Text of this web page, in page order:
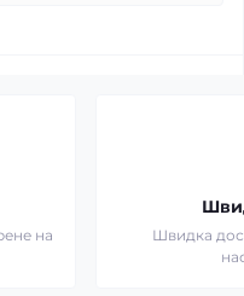
на
Швидка